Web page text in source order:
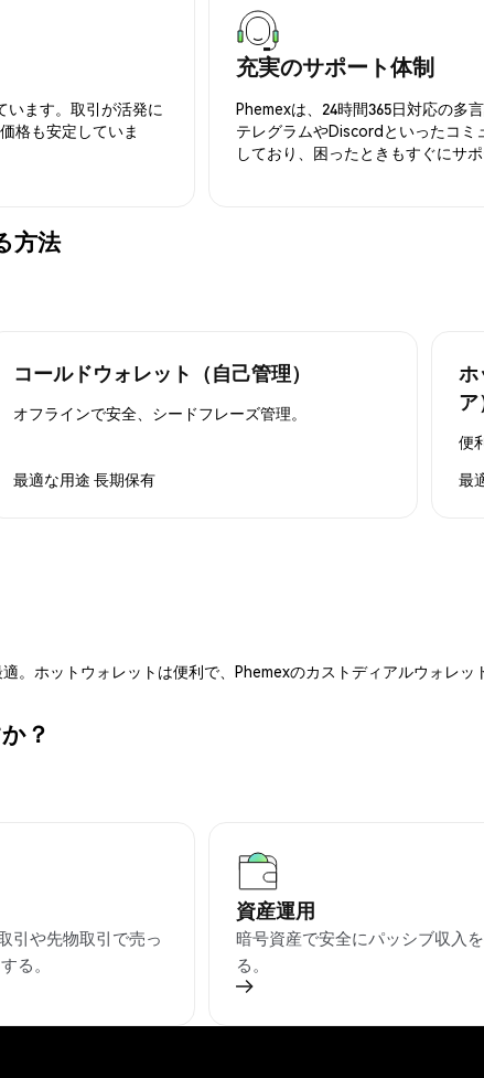
います。取引が活発に
格も安定していま
充実のサポート体制
Phemexは、24時間365日対応の多
テレグラムやDiscordといったコ
しており、困ったときもすぐにサ
方法
コールドウォレット（自己管理）
オフラインで安全、シードフレーズ管理。
最適な用途 長期保有
ホ
ア
便
最
。ホットウォレットは便利で、Phemexのカストディアルウォレッ
？
引や先物取引で売っ
る。
資産運用
暗号資産で安全にパッシブ収入
る。